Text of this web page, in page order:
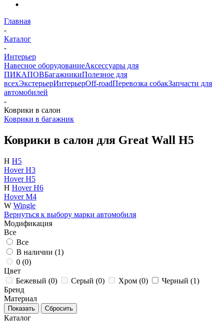
Главная
-
Каталог
-
Интерьер
Навесное оборудованиеАксессуары для
ПИКАПОВБагажникиПолезное для
всехЭкстерьерИнтерьерOff-roadПеревозка собакЗапчасти для
автомобилей
-
Коврики в салон
Коврики в багажник
Коврики в салон для Great Wall H5
H H5
Hover H3
Hover H5
H Hover H6
Hover M4
W Wingle
Вернуться к выбору марки автомобиля
Модификация
Все
Все
В наличии (1)
0 (0)
Цвет
Бежевый (0) Серый (0) Хром (0) Черный (1)
Бренд
Материал
Каталог